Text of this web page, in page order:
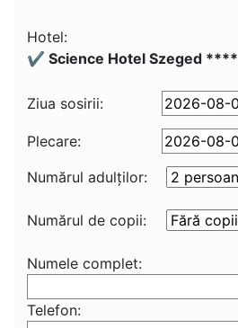
Hotel:
✔️ Science Hotel Szeged ****
Ziua sosirii:
Plecare:
Numărul adulţilor:
Numărul de copii:
Numele complet:
Telefon: